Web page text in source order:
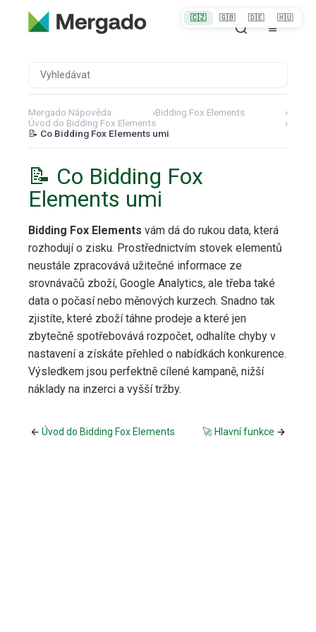
Mergado Nápověda ›Bidding Fox Elements
›
Úvod do Bidding Fox Elements
›
📝 Co Bidding Fox Elements umi
📝 Co Bidding Fox
Elements umi
Bidding Fox Elements vám dá do rukou data, která
rozhodují o zisku. Prostřednictvím stovek elementů
neustále zpracovává užitečné informace ze
srovnávačů zboží, Google Analytics, ale třeba také
data o počasí nebo měnových kurzech. Snadno tak
zjistíte, které zboží táhne prodeje a které jen
zbytečně spotřebovává rozpočet, odhalíte chyby v
nastavení a získáte přehled o nabídkách konkurence.
Výsledkem jsou perfektně cílené kampaně, nižší
náklady na inzerci a vyšší tržby.
Úvod do Bidding Fox Elements 🚀 Hlavní funkce
🇨🇿 🇬🇧 🇩🇪 🇭🇺